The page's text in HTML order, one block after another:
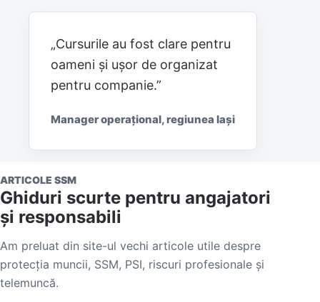
„Cursurile au fost clare pentru
oameni și ușor de organizat
pentru companie.”
Manager operațional, regiunea Iași
ARTICOLE SSM
Ghiduri scurte pentru angajatori
și responsabili
Am preluat din site-ul vechi articole utile despre
protecția muncii, SSM, PSI, riscuri profesionale și
telemuncă.